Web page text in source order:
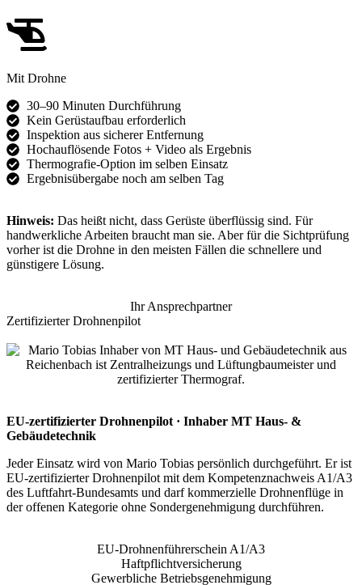
Mit Drohne
30–90 Minuten Durchführung
Kein Gerüstaufbau erforderlich
Inspektion aus sicherer Entfernung
Hochauflösende Fotos + Video als Ergebnis
Thermografie-Option im selben Einsatz
Ergebnisübergabe noch am selben Tag
Hinweis: Das heißt nicht, dass Gerüste überflüssig sind. Für
handwerkliche Arbeiten braucht man sie. Aber für die Sichtprüfung
vorher ist die Drohne in den meisten Fällen die schnellere und
günstigere Lösung.
Ihr Ansprechpartner
Zertifizierter Drohnenpilot
EU-zertifizierter Drohnenpilot · Inhaber MT Haus- &
Gebäudetechnik
Jeder Einsatz wird von Mario Tobias persönlich durchgeführt. Er ist
EU-zertifizierter Drohnenpilot mit dem Kompetenznachweis A1/A3
des Luftfahrt-Bundesamts und darf kommerzielle Drohnenflüge in
der offenen Kategorie ohne Sondergenehmigung durchführen.
EU-Drohnenführerschein A1/A3
Haftpflichtversicherung
Gewerbliche Betriebsgenehmigung